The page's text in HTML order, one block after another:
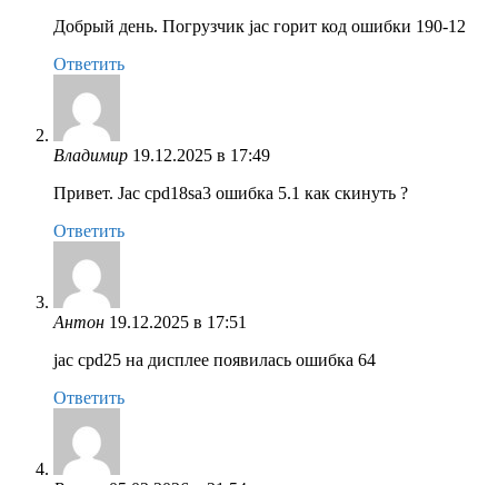
Добрый день. Погрузчик jac горит код ошибки 190-12
Ответить
Владимир 19.12.2025 в 17:49
Привет. Jac cpd18sa3 ошибка 5.1 как скинуть ?
Ответить
Антон 19.12.2025 в 17:51
jac cpd25 на дисплее появилась ошибка 64
Ответить